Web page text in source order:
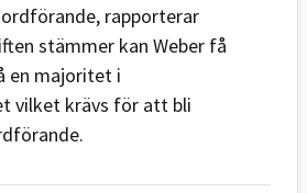
rapporterar
stämmer kan Weber få
en majoritet i
vilket krävs för att bli